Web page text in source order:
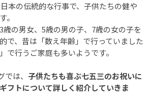
本の伝統的な行事で、子供たちの健や
。
の男女、5歳の男の子、7歳の女の子を
で、昔は「数え年齢」で行っていました
で行うご家庭も多いようです。
は、 子供たちも喜ぶ七五三のお祝いに
フトについて詳しく紹介していきま